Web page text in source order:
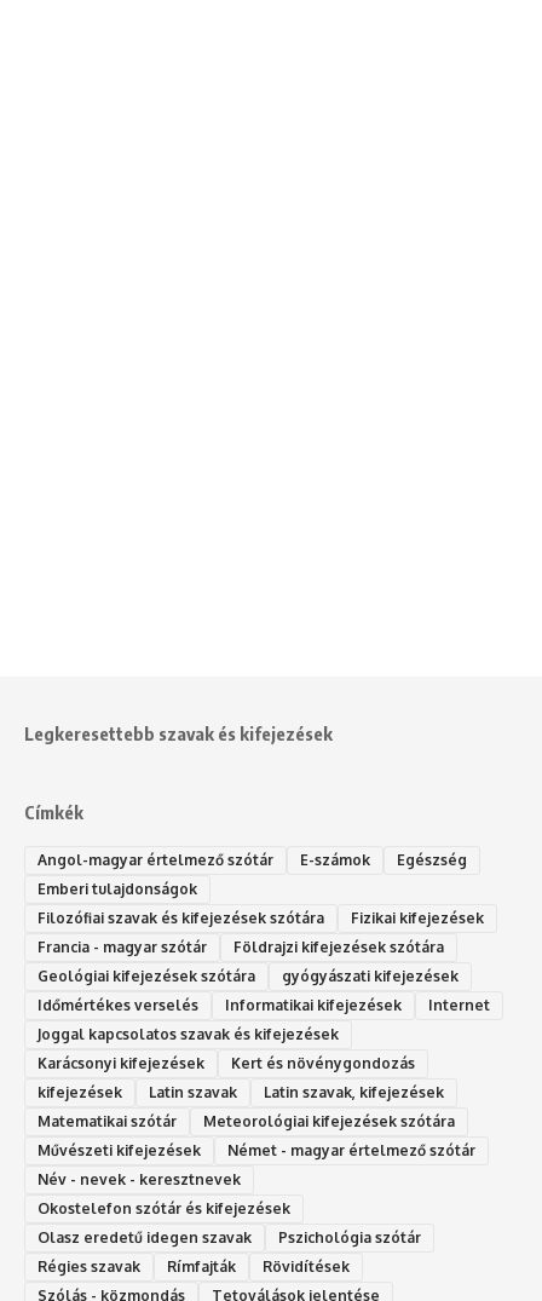
Legkeresettebb szavak és kifejezések
Címkék
Angol-magyar értelmező szótár E-számok
Egészség
Emberi tulajdonságok
Filozófiai szavak és kifejezések szótára
Fizikai kifejezések
Francia - magyar szótár
Földrajzi kifejezések szótára
Geológiai kifejezések szótára
gyógyászati kifejezések
Időmértékes verselés
Informatikai kifejezések
Internet
Joggal kapcsolatos szavak és kifejezések
Karácsonyi kifejezések
Kert és növénygondozás
kifejezések
Latin szavak
Latin szavak, kifejezések
Matematikai szótár
Meteorológiai kifejezések szótára
Művészeti kifejezések
Német - magyar értelmező szótár
Név - nevek - keresztnevek
Okostelefon szótár és kifejezések
Olasz eredetű idegen szavak
Ps‮gólohciz‬ia s‮átóz‬r
Régies szavak
Rímfajták
Rövidítések
Szólás - közmondás
Tetoválások jelentése